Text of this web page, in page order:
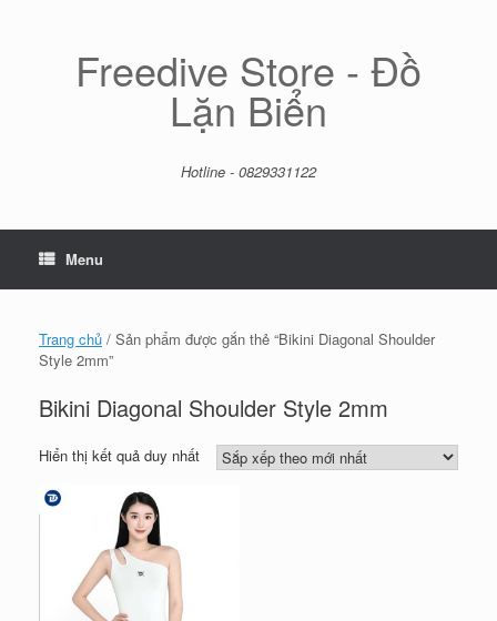
Freedive Store - Đồ
Lặn Biển
Hotline - 0829331122
Menu
Trang chủ / Sản phẩm được gắn thẻ “Bikini Diagonal Shoulder
Style 2mm”
Bikini Diagonal Shoulder Style 2mm
Hiển thị kết quả duy nhất